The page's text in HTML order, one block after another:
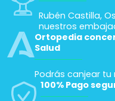
Rubén Castilla,
nuestros
Ortopedia
Salud
Podrás canjear
100% Pago